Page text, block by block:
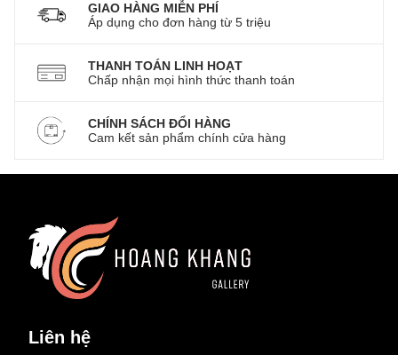
GIAO HÀNG MIỄN PHÍ
Áp dụng cho đơn hàng từ 5 triệu
THANH TOÁN LINH HOẠT
Chấp nhận mọi hình thức thanh toán
CHÍNH SÁCH ĐỔI HÀNG
Cam kết sản phẩm chính cửa hàng
Liên hệ